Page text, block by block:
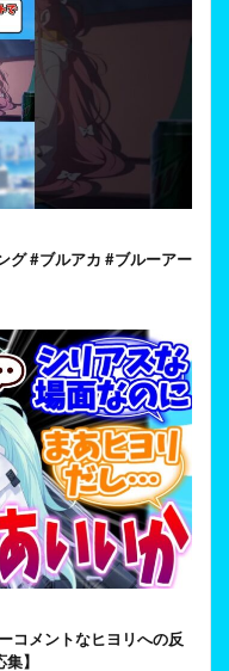
グ #ブルアカ #ブルーアー
コメントなヒヨリへの反
】